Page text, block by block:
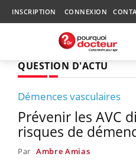
INSCRIPTION CONNEXION
QUESTION D'ACTU
Démences vasculaires
Prévenir les AVC
risques de
Par Ambre Amias